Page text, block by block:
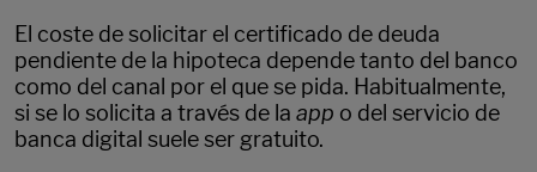
El coste de solicitar el certificado de deuda
pendiente de la hipoteca depende tanto del banco
como del canal por el que se pida. Habitualmente,
si se lo solicita a través de la app o del servicio de
banca digital suele ser gratuito.